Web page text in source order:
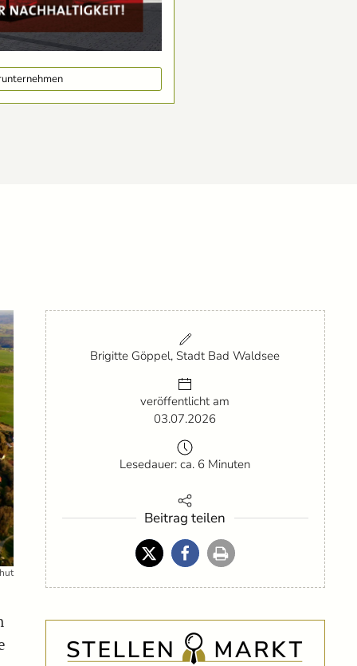
Brigitte Göppel, Stadt Bad Waldsee
veröffentlicht am
03.07.2026
Lesedauer: ca. 6 Minuten
Beitrag teilen